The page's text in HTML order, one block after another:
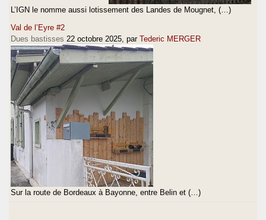
L’IGN le nomme aussi lotissement des Landes de Mougnet, (…)
Val de l’Eyre #2
Dues bastisses 22 octobre 2025 , par Tederic MERGER
Sur la route de Bordeaux à Bayonne, entre Belin et (…)